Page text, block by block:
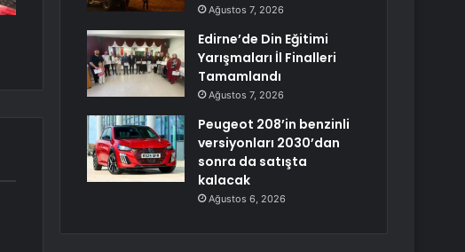
Ağustos 7, 2026
Edirne’de Din Eğitimi
Yarışmaları İl Finalleri
Tamamlandı
Ağustos 7, 2026
Peugeot 208’in benzinli
versiyonları 2030’dan
sonra da satışta
kalacak
Ağustos 6, 2026